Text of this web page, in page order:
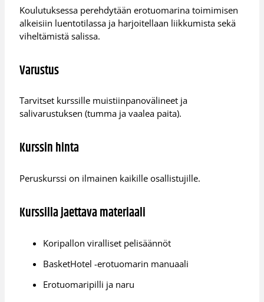
Koulutuksessa perehdytään erotuomarina toimimisen
alkeisiin luentotilassa ja harjoitellaan liikkumista sekä
viheltämistä salissa.
Varustus
Tarvitset kurssille muistiinpanovälineet ja
salivarustuksen (tumma ja vaalea paita).
Kurssin hinta
Peruskurssi on ilmainen kaikille osallistujille.
Kurssilla jaettava materiaali
​Koripallon viralliset pelisäännöt
BasketHotel -erotuomarin manuaali
Erotuomaripilli ja naru